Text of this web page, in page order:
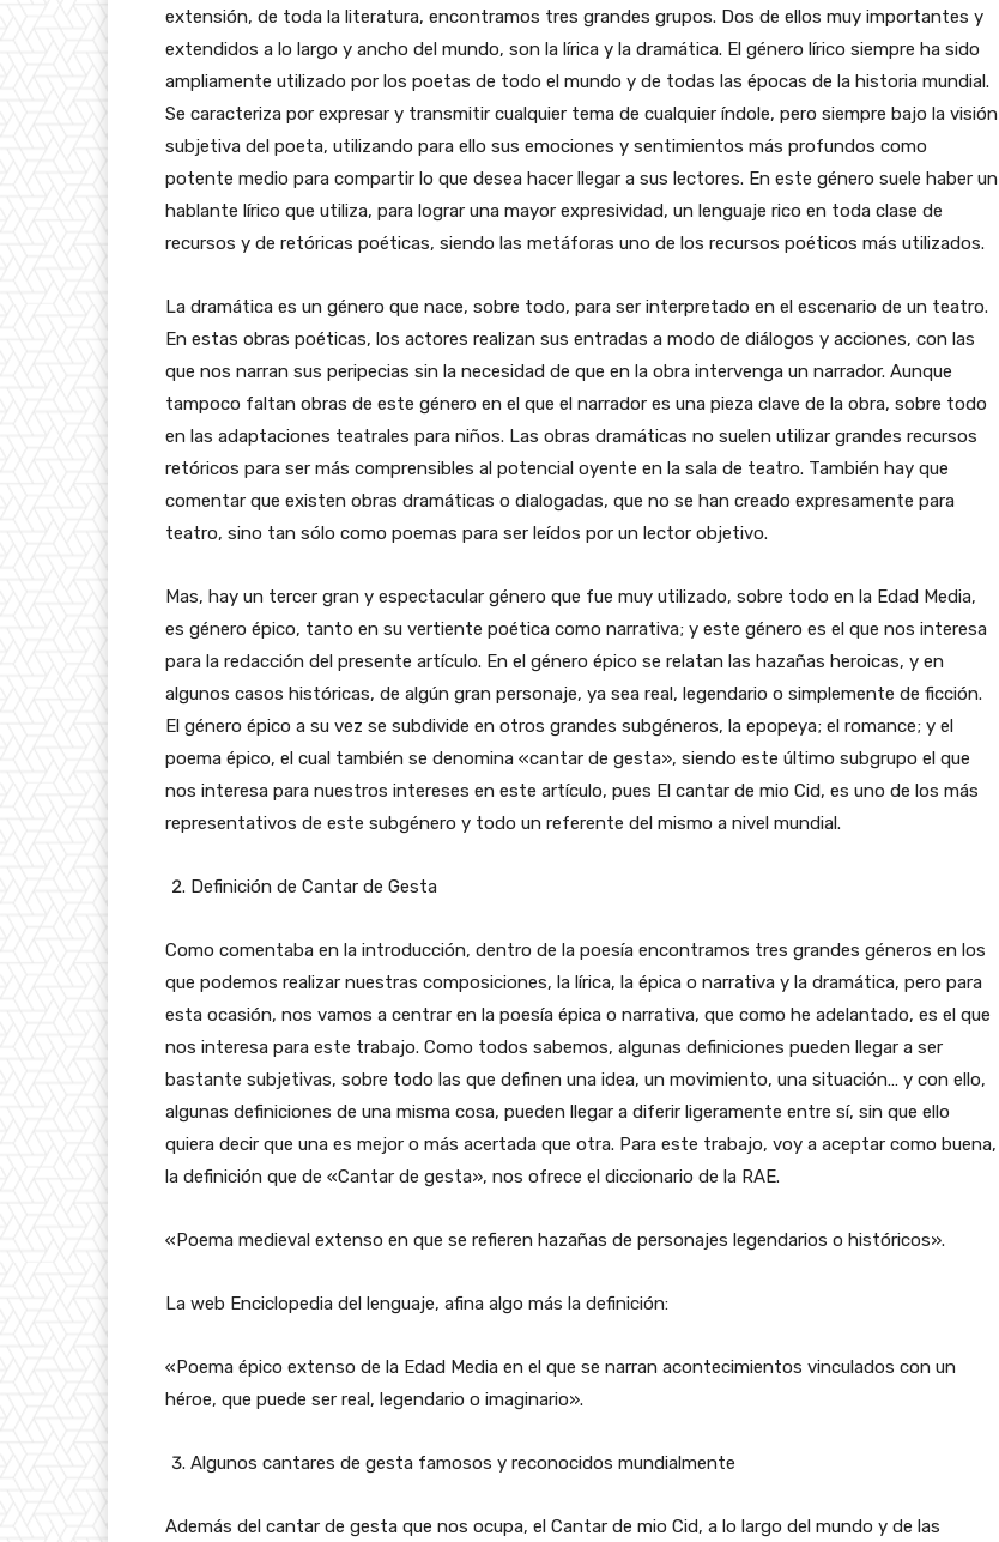
extensión, de toda la literatura, encontramos tres grandes grupos. Dos de ellos muy importantes y
extendidos a lo largo y ancho del mundo, son la lírica y la dramática. El género lírico siempre ha sido
ampliamente utilizado por los poetas de todo el mundo y de todas las épocas de la historia mundial.
Se caracteriza por expresar y transmitir cualquier tema de cualquier índole, pero siempre bajo la visión
subjetiva del poeta, utilizando para ello sus emociones y sentimientos más profundos como
potente medio para compartir lo que desea hacer llegar a sus lectores. En este género suele haber un
hablante lírico que utiliza, para lograr una mayor expresividad, un lenguaje rico en toda clase de
recursos y de retóricas poéticas, siendo las metáforas uno de los recursos poéticos más utilizados.
La dramática es un género que nace, sobre todo, para ser interpretado en el escenario de un teatro.
En estas obras poéticas, los actores realizan sus entradas a modo de diálogos y acciones, con las
que nos narran sus peripecias sin la necesidad de que en la obra intervenga un narrador. Aunque
tampoco faltan obras de este género en el que el narrador es una pieza clave de la obra, sobre todo
en las adaptaciones teatrales para niños. Las obras dramáticas no suelen utilizar grandes recursos
retóricos para ser más comprensibles al potencial oyente en la sala de teatro. También hay que
comentar que existen obras dramáticas o dialogadas, que no se han creado expresamente para
teatro, sino tan sólo como poemas para ser leídos por un lector objetivo.
Mas, hay un tercer gran y espectacular género que fue muy utilizado, sobre todo en la Edad Media,
es género épico, tanto en su vertiente poética como narrativa; y este género es el que nos interesa
para la redacción del presente artículo. En el género épico se relatan las hazañas heroicas, y en
algunos casos históricas, de algún gran personaje, ya sea real, legendario o simplemente de ficción.
El género épico a su vez se subdivide en otros grandes subgéneros, la epopeya; el romance; y el
poema épico, el cual también se denomina «cantar de gesta», siendo este último subgrupo el que
nos interesa para nuestros intereses en este artículo, pues El cantar de mio Cid, es uno de los más
representativos de este subgénero y todo un referente del mismo a nivel mundial.
Definición de Cantar de Gesta
Como comentaba en la introducción, dentro de la poesía encontramos tres grandes géneros en los
que podemos realizar nuestras composiciones, la lírica, la épica o narrativa y la dramática, pero para
esta ocasión, nos vamos a centrar en la poesía épica o narrativa, que como he adelantado, es el que
nos interesa para este trabajo. Como todos sabemos, algunas definiciones pueden llegar a ser
bastante subjetivas, sobre todo las que definen una idea, un movimiento, una situación… y con ello,
algunas definiciones de una misma cosa, pueden llegar a diferir ligeramente entre sí, sin que ello
quiera decir que una es mejor o más acertada que otra. Para este trabajo, voy a aceptar como buena,
la definición que de «Cantar de gesta», nos ofrece el diccionario de la RAE.
«Poema medieval extenso en que se refieren hazañas de personajes legendarios o históricos».
La web Enciclopedia del lenguaje, afina algo más la definición:
«Poema épico extenso de la Edad Media en el que se narran acontecimientos vinculados con un
héroe, que puede ser real, legendario o imaginario».
Algunos cantares de gesta famosos y reconocidos mundialmente
Además del cantar de gesta que nos ocupa, el Cantar de mio Cid, a lo largo del mundo y de las